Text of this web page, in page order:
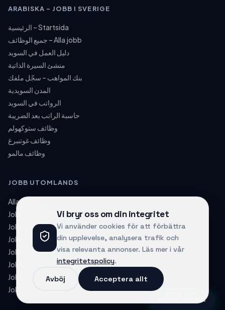
ARABISKA – JOBB I SVERIGE
الرئيسية – Startsida
جميع الوظائف – Alla jobb
دليل العمل في السويد
منشئ السيرة الذاتية
بنك المواهب – سجّل ملفك
المدن السويدية
الرواتب في السويد
حاسبة الراتب بعد الضريبة
وظائف ستوكهولم
وظائف غوتنبرغ
وظائف مالمو
JOBB UTOMLANDS
Alla länder
Jobb i Storbritannien
Jobb i Spanien
Jobb i Australien
Jobb i USA
Jobb i Tyskland
Jobb i Kanada
Jobb i Dubai/UAE
Ansök Direkt
Vi bryr oss om din integritet
Vi använder cookies för att förbättra
din upplevelse, analysera trafik och
visa relevanta annonser. Läs mer i vår
integritetspolicy.
Avböj
Acceptera allt